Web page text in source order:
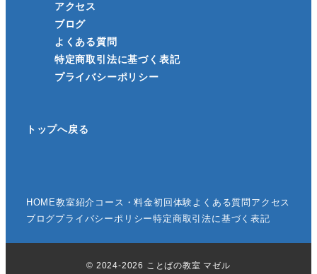
アクセス
ブログ
よくある質問
特定商取引法に基づく表記
プライバシーポリシー
トップへ戻る
HOME教室紹介 コース・料金初回体験よくある質問 アクセス
ブログプライバシーポリシー特定商取引法に基づく表記
© 2024-2026 ことばの教室 マゼル